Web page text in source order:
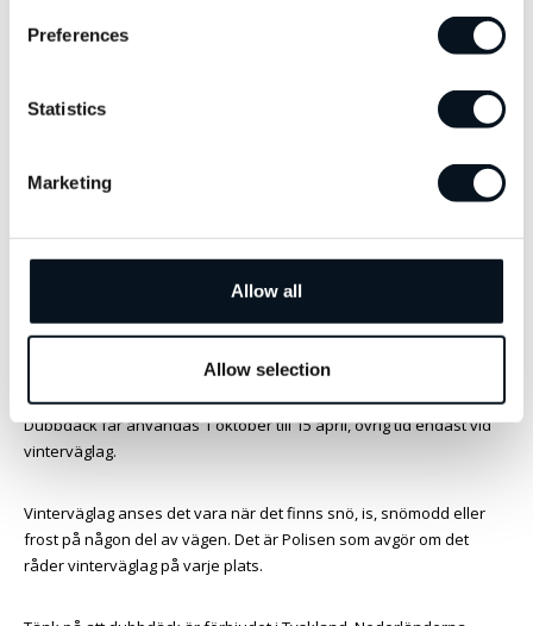
Preferences
Statistics
Marketing
Allow all
Allow selection
Lagra alltid däck där det är svalt, inget solljus och där det inte finns
plåttak eller utomhus.
Vinterdäck måste användas från den
1 december – 31 mars vid vinterväglag.
Dubbdäck får användas 1 oktober till 15 april, övrig tid endast vid
vinterväglag.
Vinterväglag anses det vara när det finns snö, is, snömodd eller
frost på någon del av vägen. Det är Polisen som avgör om det
råder vinterväglag på varje plats.